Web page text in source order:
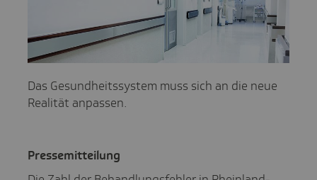
Das Gesundheitssystem muss sich an die neue
Realität anpassen.
Pres­se­mit­tei­lung